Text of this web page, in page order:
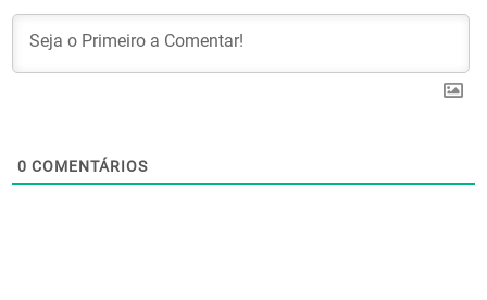
0 COMENTÁRIOS